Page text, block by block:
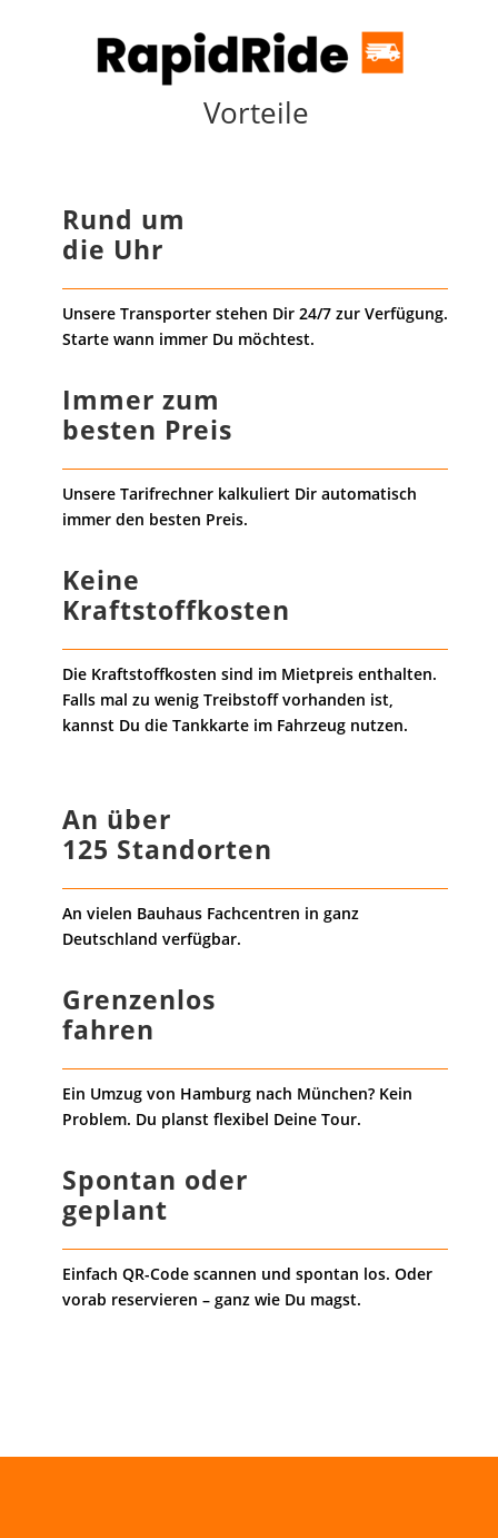
Vorteile
Rund um
die Uhr
Unsere Transporter stehen Dir 24/7 zur Verfügung.
Starte wann immer Du möchtest.
Immer zum
besten Preis
Unsere Tarifrechner kalkuliert Dir automatisch
immer den besten Preis.
Keine
Kraftstoffkosten
Die Kraftstoffkosten sind im Mietpreis enthalten.
Falls mal zu wenig Treibstoff vorhanden ist,
kannst Du die Tankkarte im Fahrzeug nutzen.
An über
125 Standorten
An vielen Bauhaus Fachcentren in ganz
Deutschland verfügbar.
Grenzenlos
fahren
Ein Umzug von Hamburg nach München? Kein
Problem. Du planst flexibel Deine Tour.
Spontan oder
geplant
Einfach QR-Code scannen und spontan los. Oder
vorab reservieren – ganz wie Du magst.